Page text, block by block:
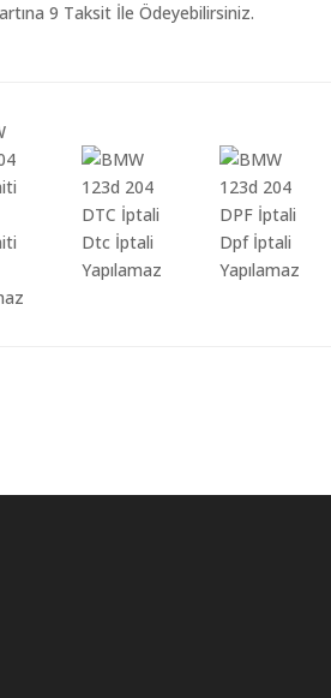
9 Taksit İle Ödeyebilirsiniz.
Dtc İptali
Yapılamaz
Dpf İptali
Yapılamaz